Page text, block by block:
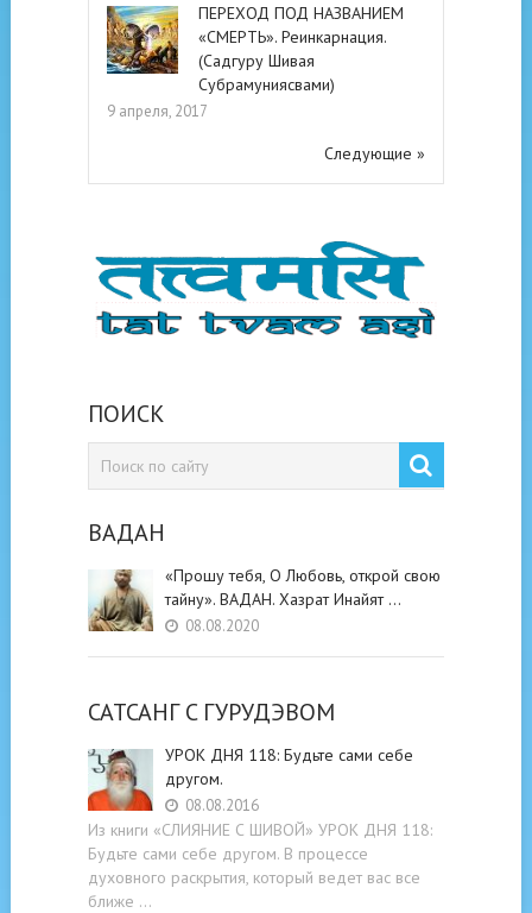
ПЕРЕХОД ПОД НАЗВАНИЕМ
«СМЕРТЬ». Реинкарнация.
(Садгуру Шивая
Субрамуниясвами)
9 апреля, 2017
Следующие »
ПОИСК
ВАДАН
«Прошу тебя, О Любовь, открой свою
тайну». ВАДАН. Хазрат Инайят …
08.08.2020
САТСАНГ C ГУРУДЭВОМ
УРОК ДНЯ 118: Будьте cами cебе
другом.
08.08.2016
Из книги «СЛИЯНИЕ С ШИВОЙ» УРОК ДНЯ 118:
Будьте cами cебе другом. В процессе
духовного раскрытия, который ведет вас все
ближе …